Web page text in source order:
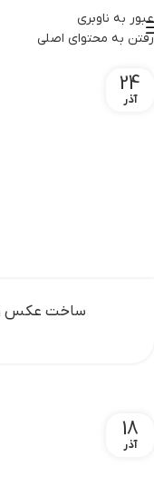
عبور به ناوبری
رفتن به محتوای اصلی
24
آذر
ساخت عکس و
18
آذر